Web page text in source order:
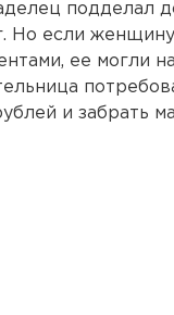
подделал
Но если
ее могли
и забрать